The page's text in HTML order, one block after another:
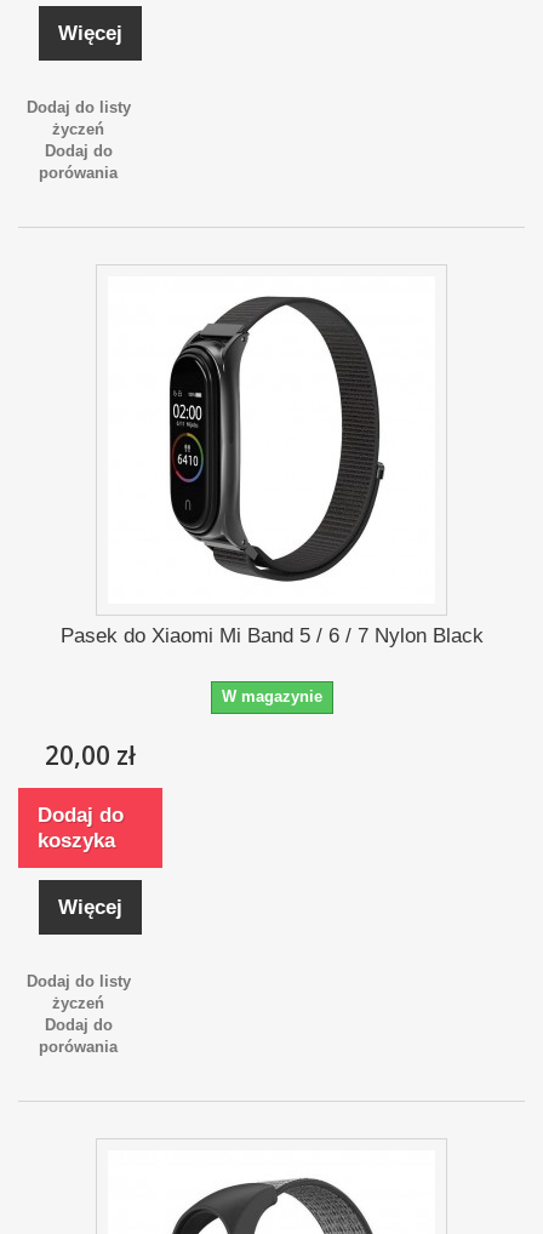
Więcej
Dodaj do listy
życzeń
Dodaj do
porówania
Pasek do Xiaomi Mi Band 5 / 6 / 7 Nylon Black
W magazynie
20,00 zł
Dodaj do
koszyka
Więcej
Dodaj do listy
życzeń
Dodaj do
porówania